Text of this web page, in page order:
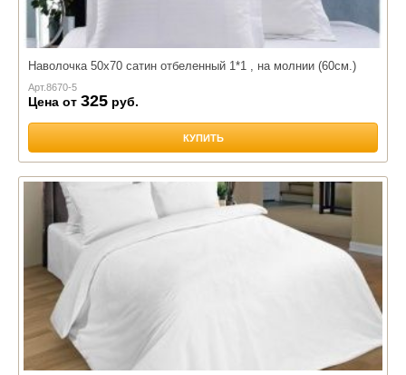
Наволочка 50х70 сатин отбеленный 1*1 , на молнии (60см.)
Арт.8670-5
Цена от 325 руб.
КУПИТЬ